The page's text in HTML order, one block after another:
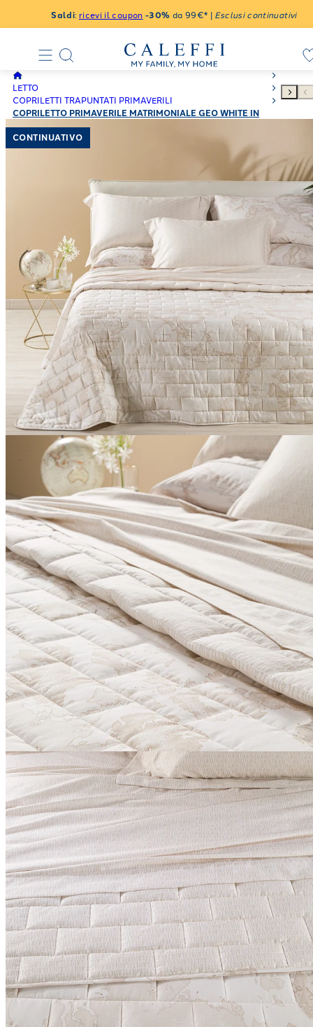
Saldi: ricevi il coupon -30% da 99€* | Esclusi continuativi
LETTO
COPRILETTI TRAPUNTATI PRIMAVERILI
COPRILETTO PRIMAVERILE MATRIMONIALE GEO WHITE IN
RASO DI COTONE 80 GR/MQ
CONTINUATIVO